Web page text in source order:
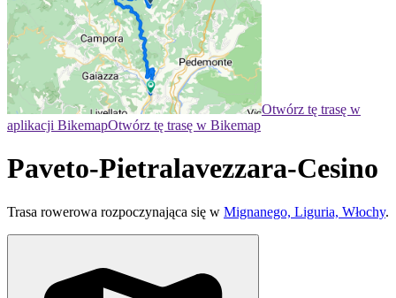
Otwórz tę trasę w
aplikacji BikemapOtwórz tę trasę w Bikemap
Paveto-Pietralavezzara-Cesino
Trasa rowerowa rozpoczynająca się w Mignanego, Liguria, Włochy.